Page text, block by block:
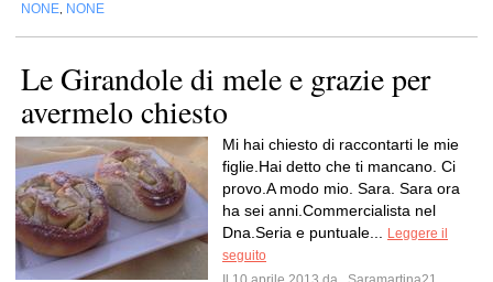
NONE NONE
Le Girandole di mele e grazie per
avermelo chiesto
Mi hai chiesto di raccontarti le mie
figlie.Hai detto che ti mancano. Ci
provo.A modo mio. Sara. Sara ora
ha sei anni.Commercialista nel
Dna.Seria e puntuale...
Leggere il
seguito